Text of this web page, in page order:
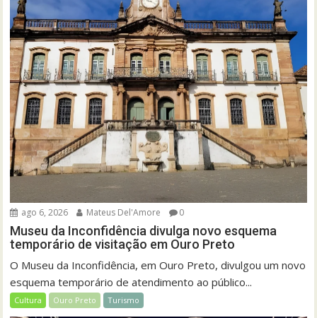
ago 6, 2026 Mateus Del'Amore 0
Museu da Inconfidência divulga novo esquema
temporário de visitação em Ouro Preto
O Museu da Inconfidência, em Ouro Preto, divulgou um novo
esquema temporário de atendimento ao público...
Cultura Ouro Preto Turismo